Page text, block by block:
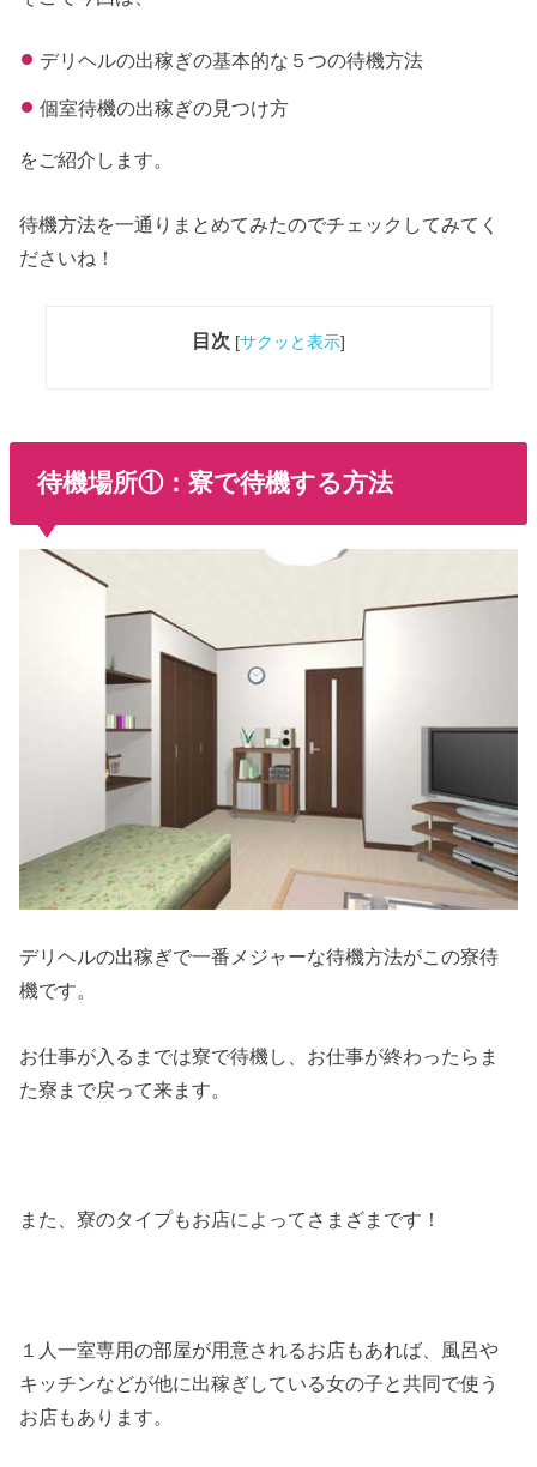
デリヘルの出稼ぎの基本的な５つの待機方法
個室待機の出稼ぎの見つけ方
をご紹介します。
待機方法を一通りまとめてみたのでチェックしてみてく
ださいね！
目次 [サクッと表示]
待機場所①：寮で待機する方法
デリヘルの出稼ぎで一番メジャーな待機方法がこの寮待
機です。
お仕事が入るまでは寮で待機し、お仕事が終わったらま
た寮まで戻って来ます。
また、寮のタイプもお店によってさまざまです！
１人一室専用の部屋が用意されるお店もあれば、風呂や
キッチンなどが他に出稼ぎしている女の子と共同で使う
お店もあります。